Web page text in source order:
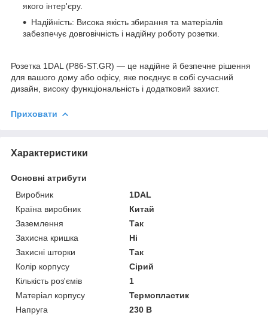
якого інтер'єру.
Надійність: Висока якість збирання та матеріалів
забезпечує довговічність і надійну роботу розетки.
Розетка 1DAL (P86-ST.GR) — це надійне й безпечне рішення
для вашого дому або офісу, яке поєднує в собі сучасний
дизайн, високу функціональність і додатковий захист.
Приховати
Характеристики
Основні атрибути
Виробник
1DAL
Країна виробник
Китай
Заземлення
Так
Захисна кришка
Ні
Захисні шторки
Так
Колір корпусу
Сірий
Кількість роз'ємів
1
Матеріал корпусу
Термопластик
Напруга
230 В